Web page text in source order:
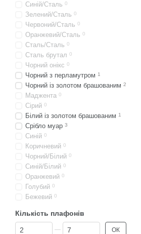
Синій/Сталь 0
Зелений/Сталь 0
Червоний/Сталь 0
Оранжевий/Сталь 0
Сталь/Сталь 0
Сталь брутал 0
Чорний онікс 0
Чорний з перламутром 1
Чорний із золотом брашованим 2
Маджента 0
Сірий 0
Білий із золотом брашованим 1
Срібло муар 3
Синій 0
Коричневий 0
Чорний/Білий 0
Синій/Білий 0
Оранжевий 0
Голубий 0
Бежевий 0
Кількість плафонів
Від Кількість плафонів
До Кількість плафонів ОК